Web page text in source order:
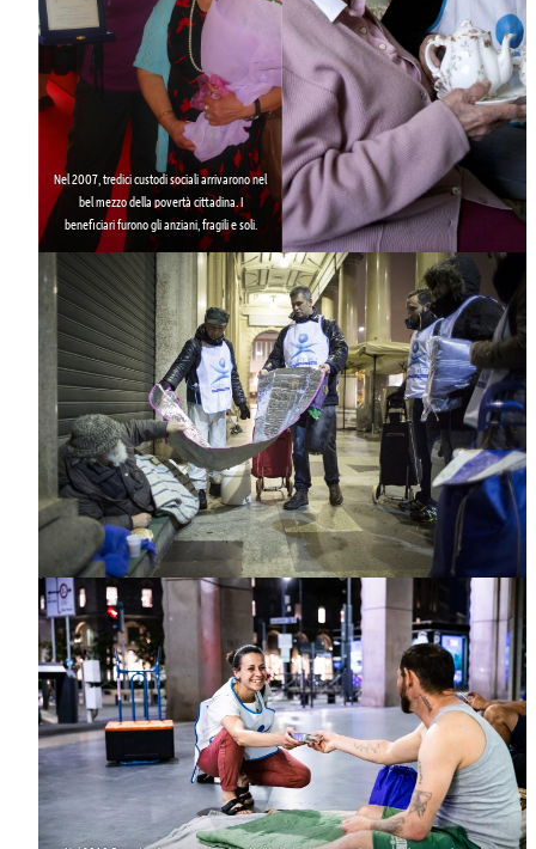
Nel 2007, tredicicustodi socialiarrivarono nel
bel mezzo della povertà cittadina. I
beneficiari furono gli anziani, fragili e soli.